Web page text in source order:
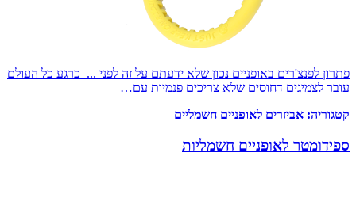
פתרון לפנצ'רים באופניים נכון שלא ידעתם על זה לפני ... כרגע כל העולם
עובר לצמיגים דחוסים שלא צריכים פנמיות עם…
קטגוריה: אביזרים לאופניים חשמליים
ספידומטר לאופניים חשמליות